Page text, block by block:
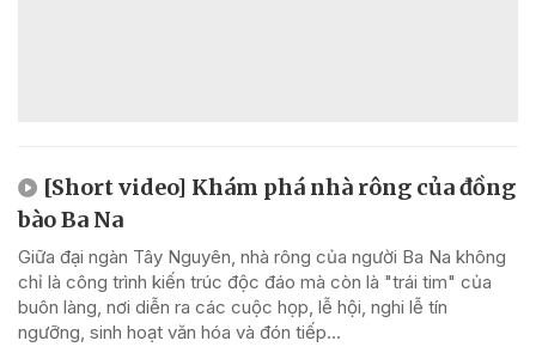
[Short video] Khám phá nhà rông của đồng
bào Ba Na
Giữa đại ngàn Tây Nguyên, nhà rông của người Ba Na không
chỉ là công trình kiến trúc độc đáo mà còn là "trái tim" của
buôn làng, nơi diễn ra các cuộc họp, lễ hội, nghi lễ tín
ngưỡng, sinh hoạt văn hóa và đón tiếp...